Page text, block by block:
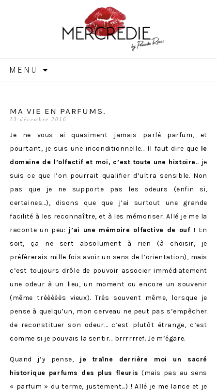
MERCREDIE
MENU
MA VIE EN PARFUMS.
13 décembre 2016
Je ne vous ai quasiment jamais parlé parfum, et
pourtant, je suis une inconditionnelle… Il faut dire que le
domaine de l’olfactif et moi, c’est toute une histoire… je
suis ce que l’on pourrait qualifier d’ultra sensible. Non
pas que je ne supporte pas les odeurs (enfin si,
certaines…), disons que que j’ai surtout une grande
facilité à les reconnaître, et à les mémoriser. Allé je me la
raconte un peu: j’ai une mémoire olfactive de ouf ! En
soit, ça ne sert absolument à rien (à choisir, je
préfèrerais mille fois avoir un sens de l’orientation), mais
c’est toujours drôle de pouvoir associer immédiatement
une odeur à un lieu, un moment ou encore un souvenir
(même trèèèèès vieux). Très souvent même, lorsque je
pense à quelqu’un, mon cerveau ne peut pas s’empêcher
de reconstituer son odeur… c’est plutôt étrange, c’est
comme si je pouvais la sentir… brrrrrref. Je m’égare.
Quand j’y pense,
je traîne derrière moi un sacré
historique parfums des plus fleuris (mais pas au sens
« parfum » du terme, justement…) ! Allé je me lance et je